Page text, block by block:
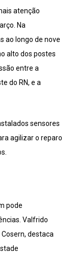
atenção
Na
ao longo de nove
alto dos postes
entre a
do RN, e a
sensores
agilizar o reparo
pode
Valfrido
destaca